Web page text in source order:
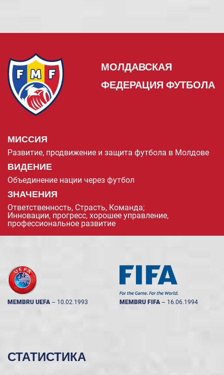
МОЛДАВСКАЯ
ФЕДЕРАЦИЯ ФУТБОЛА
МИССИЯ
Развитие, продвижение и защита футбола в Молдове
ВИДЕНИЕ
Объединение нации через футбол
ЗНАЧЕНИЯ
Ответственность, Страсть, Команда;
Инновации, прогресс, хорошее управление,
профессиональное развитие
MEMBRU UEFA -- 10.02.1993 MEMBRU FIFA -- 16.06.1994
СТАТИСТИКА